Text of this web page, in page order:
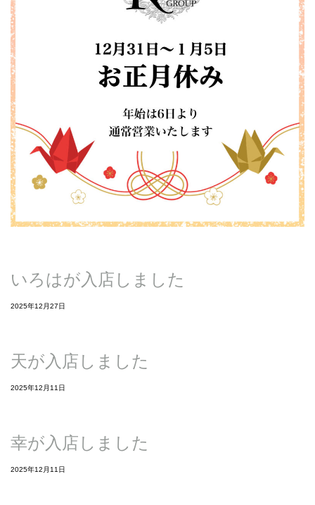
いろはが入店しました
2025年12月27日
天が入店しました
2025年12月11日
幸が入店しました
2025年12月11日